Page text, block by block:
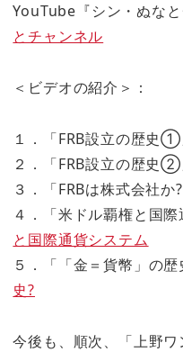
YouTube『シン・ぬな
とチャンネル
＜ビデオの紹介＞：
１．「FRB設立の歴
２．「FRB設立の歴
３．「FRBは株式会社
４．「米ドル覇権と国
と国際通貨システム
５．「「金＝貨幣」の
史?
今後も、順次、「上野